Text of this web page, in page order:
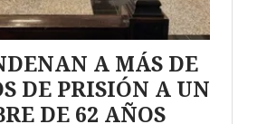
A MÁS DE
DE PRISIÓN A UN
DE 62 AÑOS